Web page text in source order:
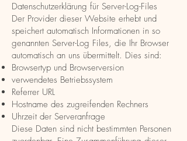
Datenschutzerklärung für Server-Log-Files
Der Provider dieser Website erhebt und
speichert automatisch Informationen in so
genannten Server-Log Files, die Ihr Browser
automatisch an uns übermittelt. Dies sind:
Browsertyp und Browserversion
verwendetes Betriebssystem
Referrer URL
Hostname des zugreifenden Rechners
Uhrzeit der Serveranfrage
Diese Daten sind nicht bestimmten Personen